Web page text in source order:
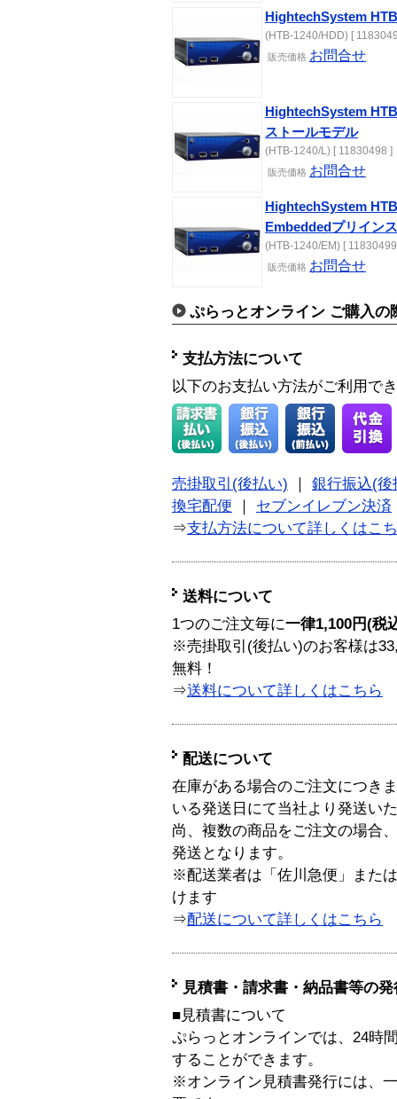
HightechSystem
(HTB-1240/HDD) [
販売価格 お問合せ
HightechSystem
ストールモデル
(HTB-1240/L) [ 11830498 ]
販売価格 お問合せ
HightechSystem
Embeddedプリイン
(HTB-1240/EM) [
販売価格 お問合せ
ぷらっとオンライン ご購入の
支払方法について
以下のお支払い方法がご利用で
売掛取引(後払い)
銀行振込(後
換宅配便
セブンイレブン決済
⇒支払方法について詳しくはこ
送料について
1つのご注文毎に一律1,100円(税
※売掛取引(後払い)のお客様は
無料！
⇒送料について詳しくはこちら
配送について
在庫がある場合のご注文につき
いる発送日にて当社より発送い
尚、複数の商品をご注文の場合
発送となります。
※配送業者は「佐川急便」また
けます
⇒配送について詳しくはこちら
見積書・請求書・納品書等の
■見積書について
ぷらっとオンラインでは、24時
することができます。
※オンライン見積書発行には、